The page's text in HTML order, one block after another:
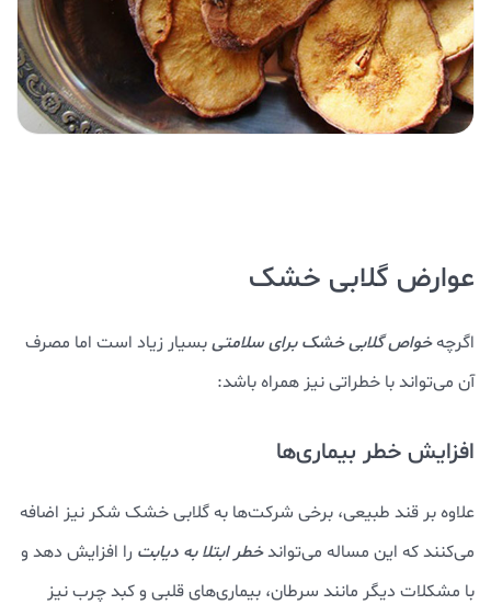
عوارض گلابی خشک
اگرچهخواص گلابی خشک برای سلامتیبسیار زیاد است اما مصرف
آن می‌تواند با خطراتی نیز همراه باشد:
افزایش خطر بیماری‌ها
علاوه بر قند طبیعی، برخی شرکت‌ها به گلابی خشک شکر نیز اضافه
می‌کنند که این مساله می‌تواندخطر ابتلا به دیابت را افزایش دهد و
با مشکلات دیگر مانند سرطان، بیماری‌های قلبی و کبد چرب نیز